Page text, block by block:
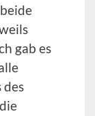
gab es
des